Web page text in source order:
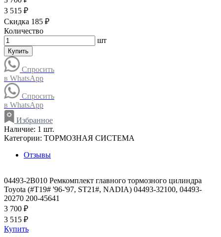
3 515 ₽
Скидка 185 ₽
Количество
шт
Купить
Спросить
в WhatsApp
Спросить
в WhatsApp
Избранное
Наличие: 1 шт.
Категории: ТОРМОЗНАЯ СИСТЕМА
Отзывы
04493-2B010 Ремкомплект главного тормозного цилиндра
Toyota (#T19# '96-'97, ST21#, NADIA) 04493-32100, 04493-
20270 200-45641
3 700 ₽
3 515 ₽
Купить